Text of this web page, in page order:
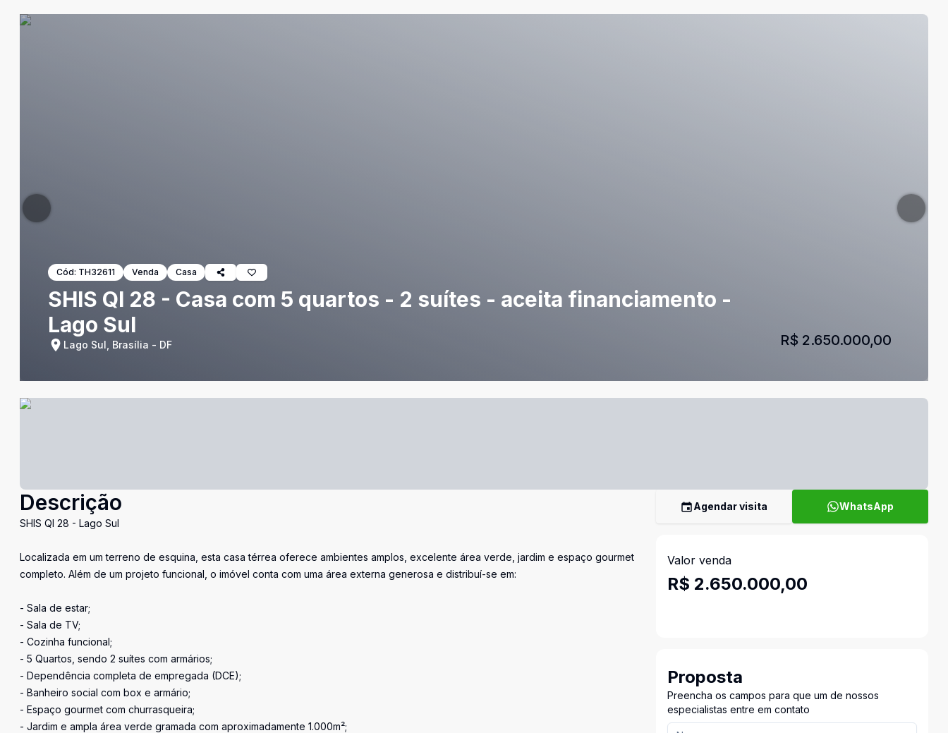
Cód: TH32611 Venda Casa
SHIS QI 28 - Casa com 5 quartos - 2 suítes - aceita financiamento -
Lago Sul
Lago Sul, Brasília - DF R$ 2.650.000,00
Descrição
SHIS QI 28 - Lago Sul
Localizada em um terreno de esquina, esta casa térrea oferece ambientes amplos, excelente área verde, jardim e espaço gourmet
completo. Além de um projeto funcional, o imóvel conta com uma área externa generosa e distribuí-se em:
- Sala de estar;
- Sala de TV;
- Cozinha funcional;
- 5 Quartos, sendo 2 suítes com armários;
- Dependência completa de empregada (DCE);
- Banheiro social com box e armário;
- Espaço gourmet com churrasqueira;
- Jardim e ampla área verde gramada com aproximadamente 1.000m²;
Agendar visita WhatsApp
Valor venda
R$ 2.650.000,00
Proposta
Preencha os campos para que um de nossos
especialistas entre em contato